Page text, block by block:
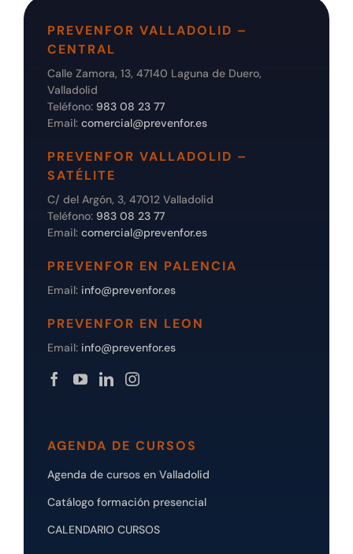
PREVENFOR VALLADOLID –
CENTRAL
Calle Zamora, 13, 47140 Laguna de Duero,
Valladolid
Teléfono: 983 08 23 77
Email: comercial@prevenfor.es
PREVENFOR VALLADOLID –
SATÉLITE
C/ del Argón, 3, 47012 Valladolid
Teléfono: 983 08 23 77
Email: comercial@prevenfor.es
PREVENFOR EN PALENCIA
Email: info@prevenfor.es
PREVENFOR EN LEON
Email: info@prevenfor.es
AGENDA DE CURSOS
Agenda de cursos en Valladolid
Catálogo formación presencial
CALENDARIO CURSOS